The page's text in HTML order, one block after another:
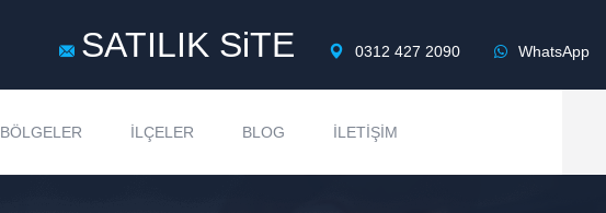
SATILIK SiTE 0312 427 2090 WhatsApp
BÖLGELER İLÇELER BLOG İLETIŞIM